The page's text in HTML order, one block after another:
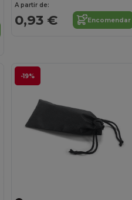
A partir de:
0,93 € Encomendar
-19%